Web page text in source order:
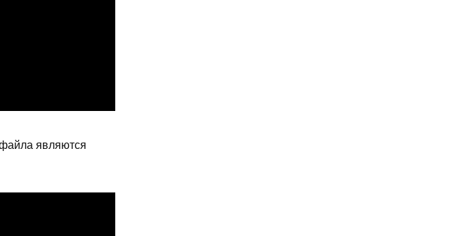
являются